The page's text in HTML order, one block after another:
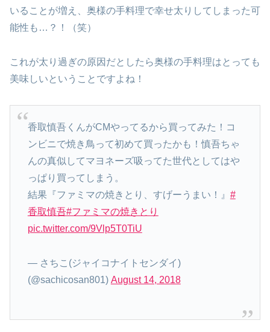
いることが増え、奥様の手料理で幸せ太りしてしまった可
能性も…？！（笑）
これが太り過ぎの原因だとしたら奥様の手料理はとっても
美味しいということですよね！
香取慎吾くんがCMやってるから買ってみた！コ
ンビニで焼き鳥って初めて買ったかも！慎吾ちゃ
んの真似してマヨネーズ吸ってた世代としてはや
っぱり買ってしまう。
結果『ファミマの焼きとり、すげーうまい！』 #
香取慎吾#ファミマの焼きとり
pic.twitter.com/9Vlp5T0TiU
— さちこ(ジャイコナイトセンダイ)
(@sachicosan801) August 14, 2018